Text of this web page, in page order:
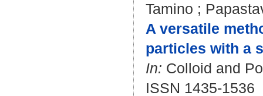
Tamino ;
A versatile
particles with a
In: Colloid and
ISSN 1435-1536